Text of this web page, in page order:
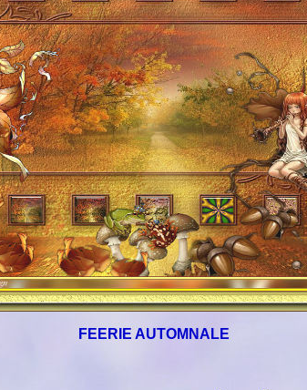
FEERIE AUTOMNALE